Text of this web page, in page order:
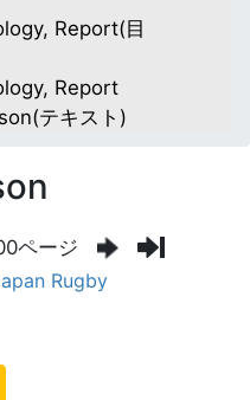
Report(目
Report
テキスト)
ページ